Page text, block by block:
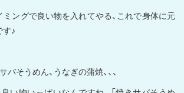
ングで良い物を入れてやる、これで身体に元
♪
そうめん、うなぎの蒲焼、、、